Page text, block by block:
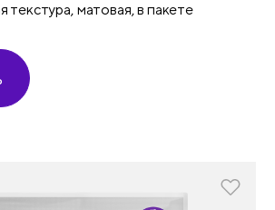
текстура, матовая, в пакете